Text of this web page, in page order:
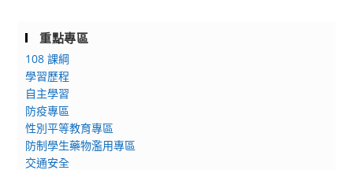
重點專區
108 課綱
學習歷程
自主學習
防疫專區
性別平等教育專區
防制學生藥物濫用專區
交通安全